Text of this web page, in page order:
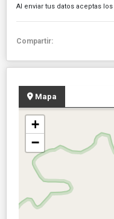
Al enviar tus datos aceptas los
Compartir:
Mapa
+
−